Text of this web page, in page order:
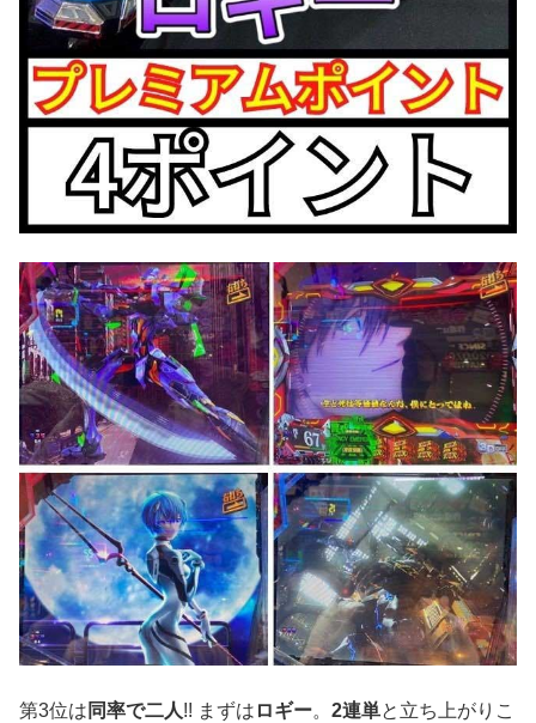
第3位は 同率で二人!! まずは ロギー。 2連単と立ち上がりこ